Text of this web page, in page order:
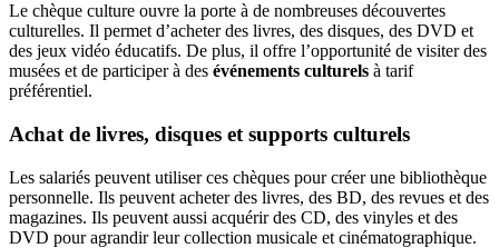
Le chèque culture ouvre la porte à de nombreuses découvertes
culturelles. Il permet d’acheter des livres, des disques, des DVD et
des jeux vidéo éducatifs. De plus, il offre l’opportunité de visiter des
musées et de participer à des événements culturels à tarif
préférentiel.
Achat de livres, disques et supports culturels
Les salariés peuvent utiliser ces chèques pour créer une bibliothèque
personnelle. Ils peuvent acheter des livres, des BD, des revues et des
magazines. Ils peuvent aussi acquérir des CD, des vinyles et des
DVD pour agrandir leur collection musicale et cinématographique.